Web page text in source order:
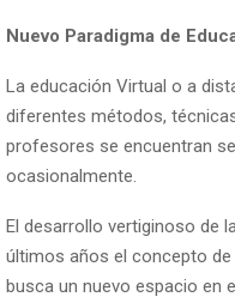
Nuevo Paradigma de
La educación Virtual o a
diferentes métodos,
profesores se encuentran
ocasionalmente.
El desarrollo vertiginoso de
últimos años el concepto
busca un nuevo espacio en